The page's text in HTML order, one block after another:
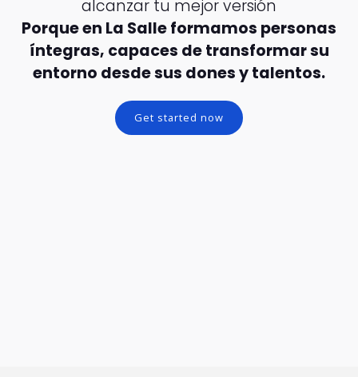
alcanzar tu mejor versión
Porque en La Salle formamos personas
íntegras, capaces de transformar su
entorno desde sus dones y talentos.
Get started now